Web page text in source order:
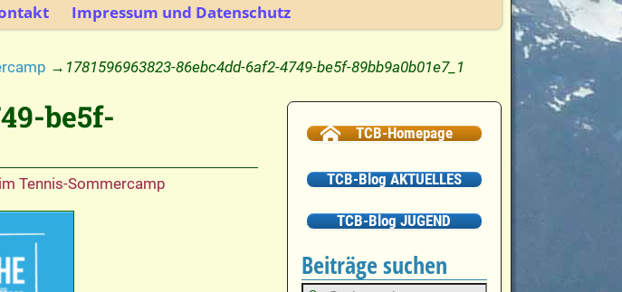
Impressum und Datenschutz
→ 1781596963823-86ebc4dd-6af2-4749-be5f-89bb9a0b01e7_1
be5f-
Tennis-Sommercamp
TCB-Homepage
TCB-Blog AKTUELLES
TCB-Blog JUGEND
Beiträge suchen